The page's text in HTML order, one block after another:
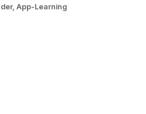
App-Learning